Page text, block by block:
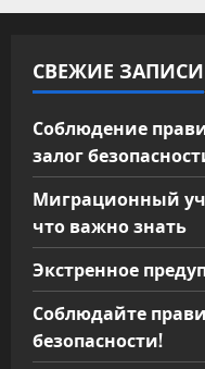
СВЕЖИЕ ЗАПИСИ
Соблюдение
залог
Миграционный
что важно знать
Экстренное
Соблюдайте
безопасности!